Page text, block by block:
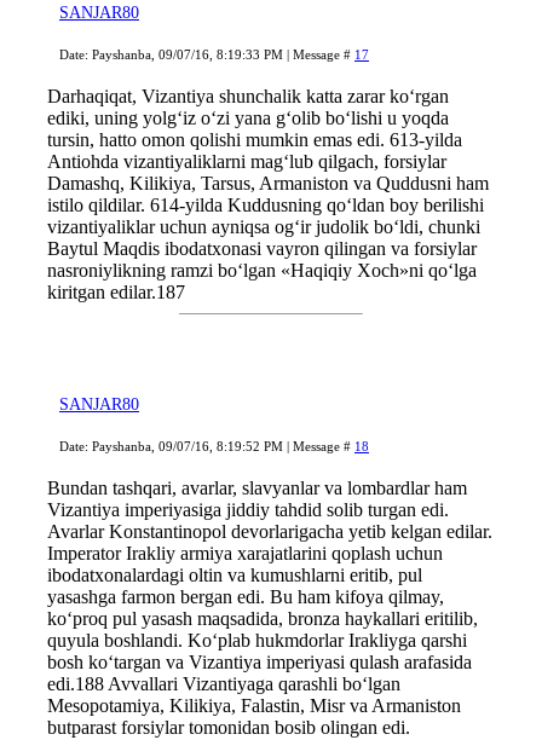
SANJAR80
Date: Payshanba, 09/07/16, 8:19:33 PM | Message # 17
Darhaqiqat, Vizantiya shunchalik katta zarar ko‘rgan
ediki, uning yolg‘iz o‘zi yana g‘olib bo‘lishi u yoqda
tursin, hatto omon qolishi mumkin emas edi. 613-yilda
Antiohda vizantiyaliklarni mag‘lub qilgach, forsiylar
Damashq, Kilikiya, Tarsus, Armaniston va Quddusni ham
istilo qildilar. 614-yilda Kuddusning qo‘ldan boy berilishi
vizantiyaliklar uchun ayniqsa og‘ir judolik bo‘ldi, chunki
Baytul Maqdis ibodatxonasi vayron qilingan va forsiylar
nasroniylikning ramzi bo‘lgan «Haqiqiy Xoch»ni qo‘lga
kiritgan edilar.187
SANJAR80
Date: Payshanba, 09/07/16, 8:19:52 PM | Message # 18
Bundan tashqari, avarlar, slavyanlar va lombardlar ham
Vizantiya imperiyasiga jiddiy tahdid solib turgan edi.
Avarlar Konstantinopol devorlarigacha yetib kelgan edilar.
Imperator Irakliy armiya xarajatlarini qoplash uchun
ibodatxonalardagi oltin va kumushlarni eritib, pul
yasashga farmon bergan edi. Bu ham kifoya qilmay,
ko‘proq pul yasash maqsadida, bronza haykallari eritilib,
quyula boshlandi. Ko‘plab hukmdorlar Irakliyga qarshi
bosh ko‘targan va Vizantiya imperiyasi qulash arafasida
edi.188 Avvallari Vizantiyaga qarashli bo‘lgan
Mesopotamiya, Kilikiya, Falastin, Misr va Armaniston
butparast forsiylar tomonidan bosib olingan edi.